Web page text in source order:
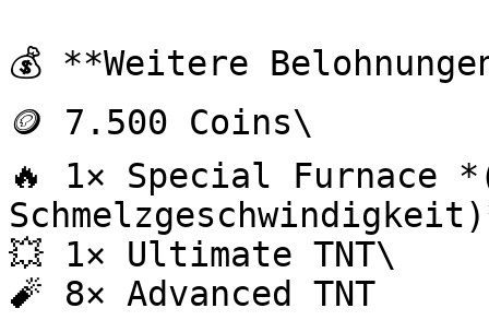
💰 **Weitere
🪙 7.500 Coins\
🔥 1× Special Furnace
💥 1× Ultimate TNT\
🧨 8× Advanced TNT